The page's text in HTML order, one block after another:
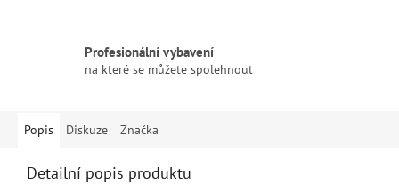
Profesionální vybavení
na které se můžete spolehnout
Popis Diskuze Značka
Detailní popis produktu